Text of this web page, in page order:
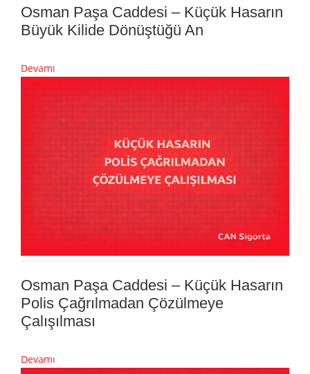
Osman Paşa Caddesi – Küçük Hasarın
Büyük Kilide Dönüştüğü An
Devamı
Osman Paşa Caddesi – Küçük Hasarın
Polis Çağrılmadan Çözülmeye
Çalışılması
Devamı